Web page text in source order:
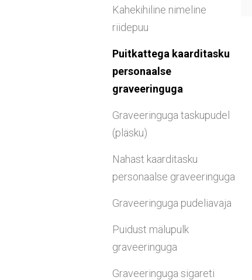
Kahekihiline nimeline
riidepuu
Puitkattega kaarditasku
personaalse
graveeringuga
Graveeringuga taskupudel
(pläsku)
Nahast kaarditasku
personaalse graveeringuga
Graveeringuga pudeliavaja
Puidust mälupulk
graveeringuga
Graveeringuga sigareti